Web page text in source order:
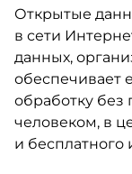
Открытые
в сети
данных,
обеспечивает
обработку без
человеком, в
и бесплатного